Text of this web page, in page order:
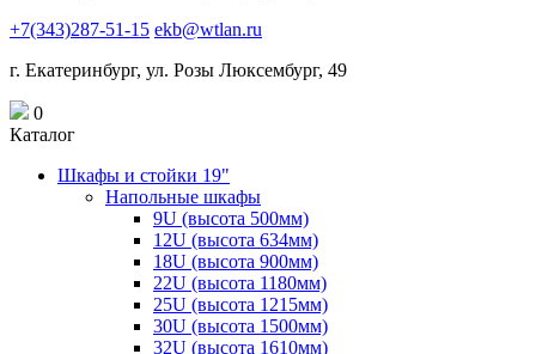
+7(343)287-51-15 ekb@wtlan.ru
г. Екатеринбург, ул. Розы Люксембург, 49
0
Каталог
Шкафы и стойки 19"
Напольные шкафы
9U (высота 500мм)
12U (высота 634мм)
18U (высота 900мм)
22U (высота 1180мм)
25U (высота 1215мм)
30U (высота 1500мм)
32U (высота 1610мм)